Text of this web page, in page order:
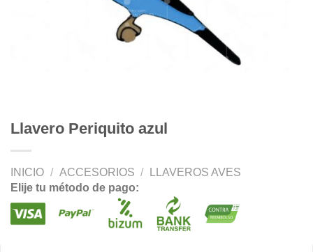
Llavero Periquito azul
INICIO / ACCESORIOS /
LLAVEROS AVES
Elije tu método de pago: